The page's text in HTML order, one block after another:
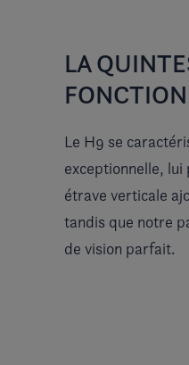
LA
Le H9 se
exceptionnelle,
étrave verticale
tandis que notre
de vision parfait.